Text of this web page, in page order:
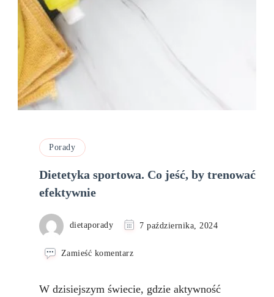
Porady
Dietetyka sportowa. Co jeść, by trenować
efektywnie
dietaporady 7 października, 2024
Zamieść komentarzwe
sportowa.
W dzisiejszym świecie, gdzie aktywność